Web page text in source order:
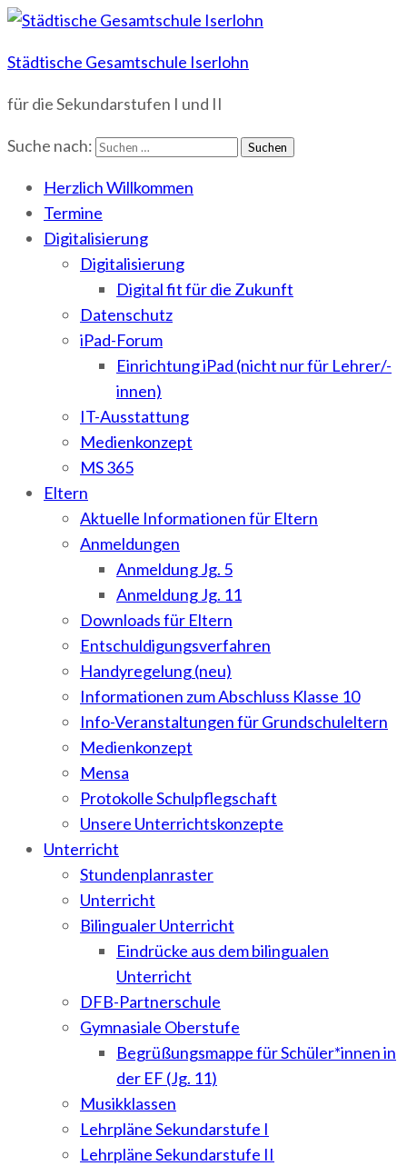
Städtische Gesamtschule Iserlohn
für die Sekundarstufen I und II
Suche nach:
Herzlich Willkommen
Termine
Digitalisierung
Digitalisierung
Digital fit für die Zukunft
Datenschutz
iPad-Forum
Einrichtung iPad (nicht nur für Lehrer/-
innen)
IT-Ausstattung
Medienkonzept
MS 365
Eltern
Aktuelle Informationen für Eltern
Anmeldungen
Anmeldung Jg. 5
Anmeldung Jg. 11
Downloads für Eltern
Entschuldigungsverfahren
Handyregelung (neu)
Informationen zum Abschluss Klasse 10
Info-Veranstaltungen für Grundschuleltern
Medienkonzept
Mensa
Protokolle Schulpflegschaft
Unsere Unterrichtskonzepte
Unterricht
Stundenplanraster
Unterricht
Bilingualer Unterricht
Eindrücke aus dem bilingualen
Unterricht
DFB-Partnerschule
Gymnasiale Oberstufe
Begrüßungsmappe für Schüler*innen in
der EF (Jg. 11)
Musikklassen
Lehrpläne Sekundarstufe I
Lehrpläne Sekundarstufe II